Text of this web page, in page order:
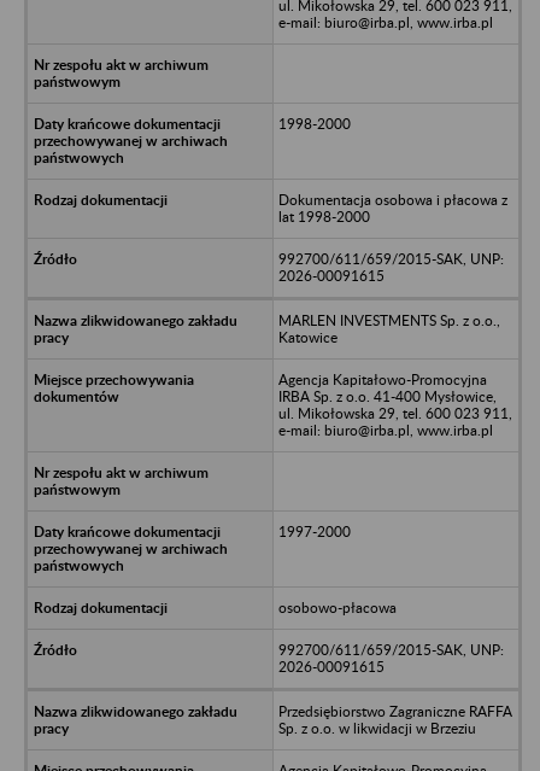
ul. Mikołowska 29, tel. 600 023 911,
e-mail: biuro@irba.pl, www.irba.pl
1998-2000
Dokumentacja osobowa i płacowa z
lat 1998-2000
992700/611/659/2015-SAK, UNP:
2026-00091615
MARLEN INVESTMENTS Sp. z o.o.,
Katowice
Agencja Kapitałowo-Promocyjna
IRBA Sp. z o.o. 41-400 Mysłowice,
ul. Mikołowska 29, tel. 600 023 911,
e-mail: biuro@irba.pl, www.irba.pl
1997-2000
osobowo-płacowa
992700/611/659/2015-SAK, UNP:
2026-00091615
Przedsiębiorstwo Zagraniczne RAFFA
Sp. z o.o. w likwidacji w Brzeziu